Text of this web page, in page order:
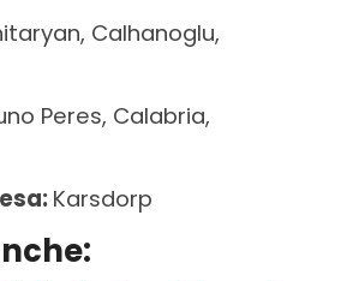
Calhanoglu,
Peres, Calabria,
Karsdorp